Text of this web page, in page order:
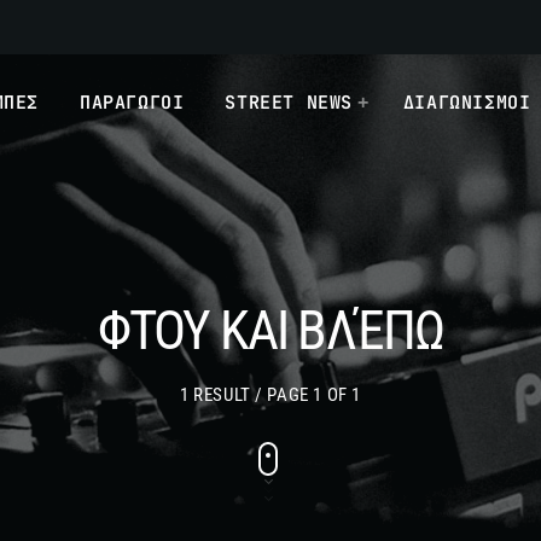
ΠΑΡΑΓΩΓΟΙ STREET NEWS ΔΙΑΓΩΝΙΣΜΟΙ
ΦΤΟΥ ΚΑΙ ΒΛΈΠΩ
1 RESULT / PAGE 1 OF 1